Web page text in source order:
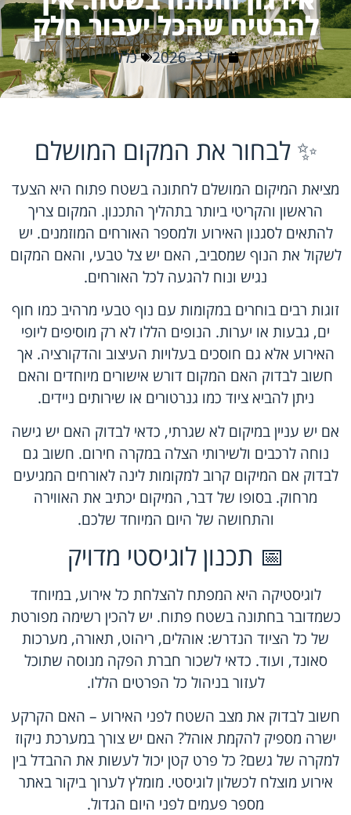
להבטיח שהכל יעבור חלק
יולי 3, 2026 כללי
✨ לבחור את המקום המושלם
מציאת המיקום המושלם לחתונה בשטח פתוח היא הצעד
הראשון והקריטי ביותר בתהליך התכנון. המקום צריך
להתאים לסגנון האירוע ולמספר האורחים המוזמנים. יש
לשקול את הנוף שמסביב, האם יש צל טבעי, והאם המקום
נגיש ונוח להגעה לכל האורחים.
זוגות רבים בוחרים במקומות עם נוף טבעי מרהיב כמו חוף
ים, גבעות או יערות. הנופים הללו לא רק מוסיפים ליופי
האירוע אלא גם חוסכים בעלויות העיצוב והדקורציה. אך
חשוב לבדוק האם המקום דורש אישורים מיוחדים והאם
ניתן להביא ציוד כמו גנרטורים או שירותים ניידים.
אם יש עניין במיקום לא שגרתי, כדאי לבדוק האם יש גישה
נוחה לרכבים ולשירותי הצלה במקרה חירום. חשוב גם
לבדוק אם המיקום קרוב למקומות לינה לאורחים המגיעים
מרחוק. בסופו של דבר, המיקום יכתיב את האווירה
והתחושה של היום המיוחד שלכם.
📅 תכנון לוגיסטי מדויק
לוגיסטיקה היא המפתח להצלחת כל אירוע, במיוחד
כשמדובר בחתונה בשטח פתוח. יש להכין רשימה מפורטת
של כל הציוד הנדרש: אוהלים, ריהוט, תאורה, מערכות
סאונד, ועוד. כדאי לשכור חברת הפקה מנוסה שתוכל
לעזור בניהול כל הפרטים הללו.
חשוב לבדוק את מצב השטח לפני האירוע – האם הקרקע
ישרה מספיק להקמת אוהל? האם יש צורך במערכת ניקוז
למקרה של גשם? כל פרט קטן יכול לעשות את ההבדל בין
אירוע מוצלח לכשלון לוגיסטי. מומלץ לערוך ביקור באתר
מספר פעמים לפני היום הגדול.